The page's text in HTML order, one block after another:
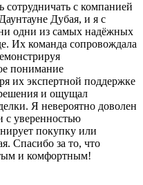
с компанией
Дубая, и я с
одни из самых надёжных
Их команда сопровождала
понимание
их экспертной поддержке
и ощущал
Я невероятно доволен
с уверенностью
покупку или
Спасибо за то, что
и комфортным!